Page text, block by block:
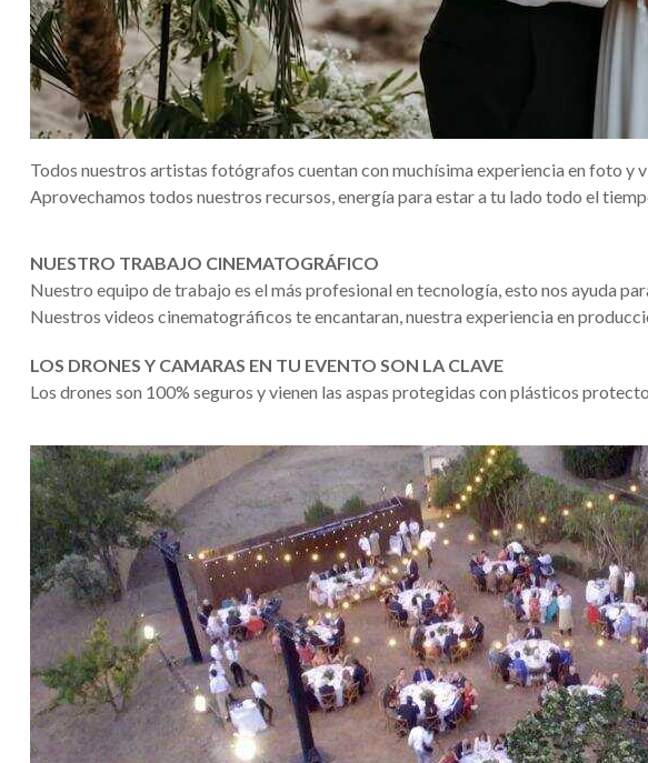
Todos nuestros artistas fotógrafos cuentan con muchísima experiencia en foto y
Aprovechamos todos nuestros recursos, energía para estar a tu lado todo el
NUESTRO TRABAJO CINEMATOGRÁFICO
Nuestro equipo de trabajo es el más profesional en tecnología, esto nos ayuda
Nuestros videos cinematográficos te encantaran, nuestra experiencia en
LOS DRONES Y CAMARAS EN TU EVENTO SON LA CLAVE
Los drones son 100% seguros y vienen las aspas protegidas con plásticos